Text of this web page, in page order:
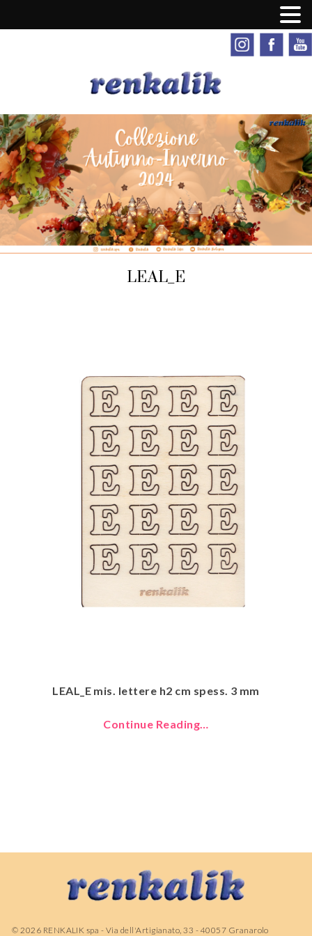
LEAL_E
LEAL_E mis. lettere h2 cm spess. 3 mm
Continue Reading…
© 2026 RENKALIK spa - Via dell'Artigianato, 33 - 40057 Granarolo